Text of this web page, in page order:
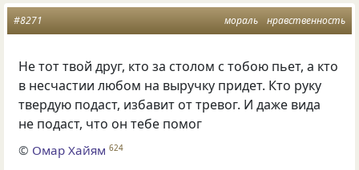
мораль нравственность
#8271
Не тот твой друг, кто за столом с тобою пьет, а кто
в несчастии любом на выручку придет. Кто руку
твердую подаст, избавит от тревог. И даже вида
не подаст, что он тебе помог
© Омар Хайям 624